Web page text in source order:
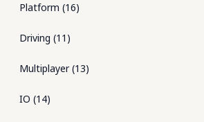
Platform (16)
Driving (11 )
Multiplayer(13)
IO (14)